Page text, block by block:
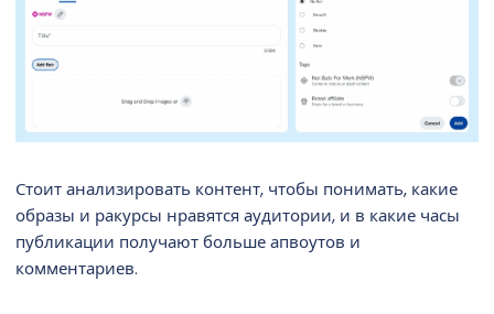
Стоит анализировать контент, чтобы понимать, какие
образы и ракурсы нравятся аудитории, и в какие часы
публикации получают больше апвоутов и
комментариев.